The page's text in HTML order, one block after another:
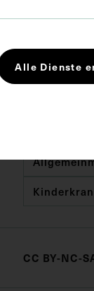
Fotografie
Bildmaß
CC BY-NC-
Alle Dienste